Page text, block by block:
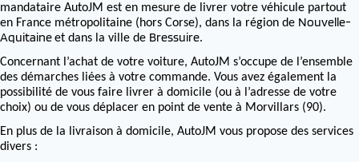
mandataire AutoJM est en mesure de livrer votre véhicule partout
en France métropolitaine (hors Corse), dans la région de Nouvelle-
Aquitaineet dans la ville de Bressuire.
Concernant l’achat de votre voiture, AutoJM s’occupe de l’ensemble
des démarches liées à votre commande. Vous avez également la
possibilité de vous faire livrer à domicile (ou à l’adresse de votre
choix) ou de vous déplacer en point de vente à Morvillars (90).
En plus de la livraison à domicile, AutoJM vous propose des services
divers :